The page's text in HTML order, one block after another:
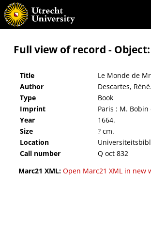
Le Monde de Mr. D. ou le traité de la lumière et des autres
Full view of record - Object:
Title Le Monde de
Author
Descartes, Réné.
Type
Book
Imprint
Paris : M. Bobin
Year
1664.
Size
? cm.
Location
Call number
Q oct 832
Marc21 XML: Open Marc21 XML in new